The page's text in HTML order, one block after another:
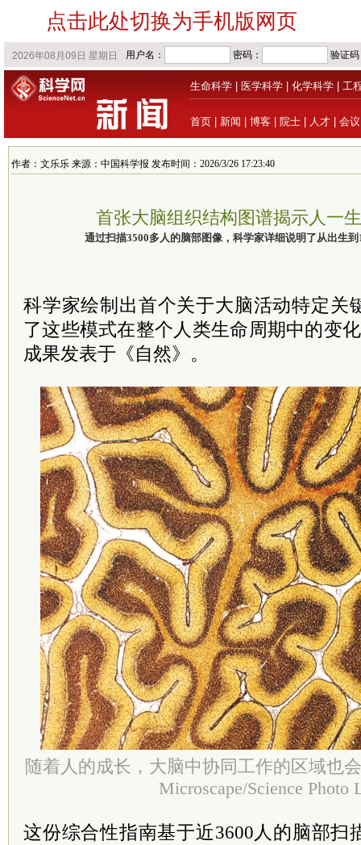
点击此处切换为手机版网页
生命科学 医学科学 化学科学 工
首页 新闻 博客 院士 人才 会议
作者：文乐乐 来源：中国科学报 发布时间：2026/3/26 17:23:40
首张大脑组织结构图谱揭示人一
通过扫描3500多人的脑部图像，科学家详细说明了从出生
科学家绘制出首个关于大脑活动特定关
了这些模式在整个人类生命周期中的变
成果发表于《自然》。
随着人的成长，大脑中协同工作的区域也
Microscape/Science Photo
这份综合性指南基于近3600人的脑部扫